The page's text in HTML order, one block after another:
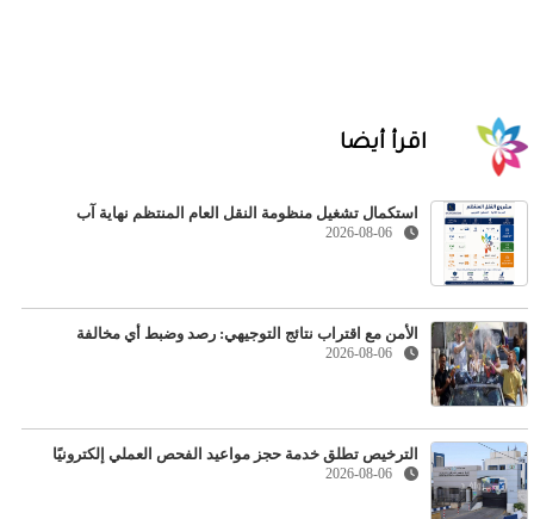
اقرأ أيضا
استكمال تشغيل منظومة النقل العام المنتظم نهاية آب
2026-08-06
الأمن مع اقتراب نتائج التوجيهي: رصد وضبط أي مخالفة
2026-08-06
الترخيص تطلق خدمة حجز مواعيد الفحص العملي إلكترونيًا
2026-08-06